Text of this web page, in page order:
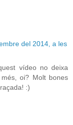
del 2014, a les
vídeo no deixa
oi? Molt bones
:)